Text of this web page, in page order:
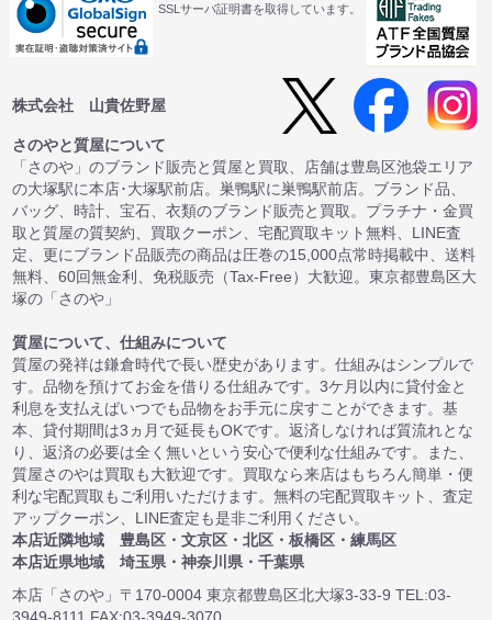
SSLサーバ証明書を取得しています。
株式会社 山貴佐野屋
さのやと質屋について
「さのや」のブランド販売と質屋と買取、店舗は豊島区池袋エリア
の大塚駅に本店･大塚駅前店。巣鴨駅に巣鴨駅前店。ブランド品、
バッグ、時計、宝石、衣類のブランド販売と買取。プラチナ・金買
取と質屋の質契約、買取クーポン、宅配買取キット無料、LINE査
定、更にブランド品販売の商品は圧巻の15,000点常時掲載中、送料
無料、60回無金利、免税販売（Tax-Free）大歓迎。東京都豊島区大
塚の「さのや」
質屋について、仕組みについて
質屋の発祥は鎌倉時代で長い歴史があります。仕組みはシンプルで
す。品物を預けてお金を借りる仕組みです。3ケ月以内に貸付金と
利息を支払えばいつでも品物をお手元に戻すことができます。基
本、貸付期間は3ヵ月で延長もOKです。返済しなければ質流れとな
り、返済の必要は全く無いという安心で便利な仕組みです。また、
質屋さのやは買取も大歓迎です。買取なら来店はもちろん簡単・便
利な宅配買取もご利用いただけます。無料の宅配買取キット、査定
アップクーポン、LINE査定も是非ご利用ください。
本店近隣地域 豊島区・文京区・北区・板橋区・練馬区
本店近県地域 埼玉県・神奈川県・千葉県
本店「さのや」〒170-0004 東京都豊島区北大塚3-33-9 TEL:03-